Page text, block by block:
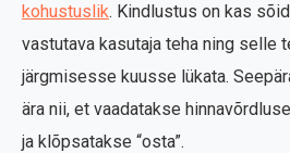
kohustuslik. Kindlustus on kas
vastutava kasutaja teha ning selle
järgmisesse kuusse lükata.
ära nii, et vaadatakse
ja klõpsatakse “osta”.